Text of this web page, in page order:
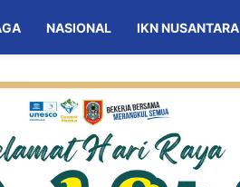
NASIONAL IKN NUSANTARA